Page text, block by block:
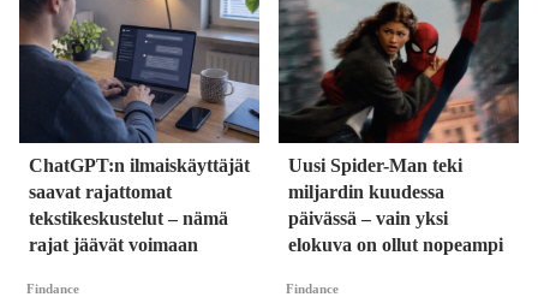
ChatGPT:n ilmaiskäyttäjät
saavat rajattomat
tekstikeskustelut – nämä
rajat jäävät voimaan
Findance
Uusi Spider-Man teki
miljardin kuudessa
päivässä – vain yksi
elokuva on ollut nopeampi
Findance